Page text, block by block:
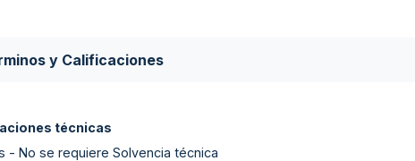
y Calificaciones
técnicas
- No se requiere Solvencia técnica